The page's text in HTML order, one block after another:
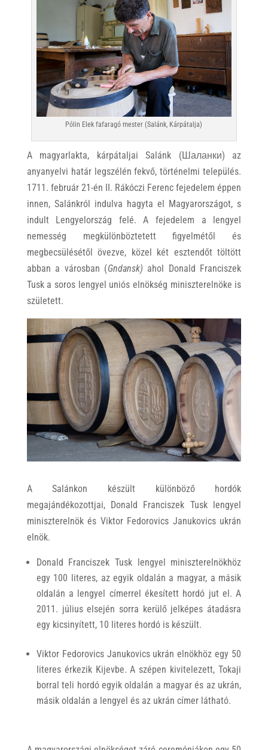
Pólin Elek fafaragó mester (Salánk, Kárpátalja)
A magyarlakta, kárpátaljai Salánk (Шаланки) az
anyanyelvi határ legszélén fekvő, történelmi település.
1711. február 21-én II. Rákóczi Ferenc fejedelem éppen
innen, Salánkról indulva hagyta el Magyarországot, s
indult Lengyelország felé. A fejedelem a lengyel
nemesség megkülönböztetett figyelmétől és
megbecsülésétől övezve, közel két esztendőt töltött
abban a városban (Gndansk) ahol Donald Franciszek
Tusk a soros lengyel uniós elnökség miniszterelnöke is
született.
A Salánkon készült különböző hordók
megajándékozottjai, Donald Franciszek Tusk lengyel
miniszterelnök és Viktor Fedorovics Janukovics ukrán
elnök.
Donald Franciszek Tusk lengyel miniszterelnökhöz
egy 100 literes, az egyik oldalán a magyar, a másik
oldalán a lengyel címerrel ékesített hordó jut el. A
2011. július elsején sorra kerülő jelképes átadásra
egy kicsinyített, 10 literes hordó is készült.
Viktor Fedorovics Janukovics ukrán elnökhöz egy 50
literes érkezik Kijevbe. A szépen kivitelezett, Tokaji
borral teli hordó egyik oldalán a magyar és az ukrán,
másik oldalán a lengyel és az ukrán címer látható.